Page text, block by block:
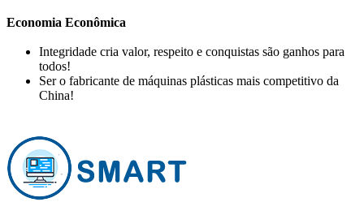
Economia Econômica
Integridade cria valor, respeito e conquistas são ganhos para
todos!
Ser o fabricante de máquinas plásticas mais competitivo da
China!